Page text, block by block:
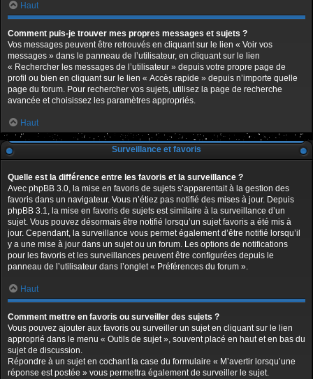
Haut
Comment puis-je trouver mes propres messages et sujets ?
Vos messages peuvent être retrouvés en cliquant sur le lien « Voir vos
messages » dans le panneau de l’utilisateur, en cliquant sur le lien
« Rechercher les messages de l’utilisateur » depuis votre propre page de
profil ou bien en cliquant sur le lien « Accès rapide » depuis n’importe quelle
page du forum. Pour rechercher vos sujets, utilisez la page de recherche
avancée et choisissez les paramètres appropriés.
Haut
Surveillance et favoris
Quelle est la différence entre les favoris et la surveillance ?
Avec phpBB 3.0, la mise en favoris de sujets s’apparentait à la gestion des
favoris dans un navigateur. Vous n’étiez pas notifié des mises à jour. Depuis
phpBB 3.1, la mise en favoris de sujets est similaire à la surveillance d’un
sujet. Vous pouvez désormais être notifié lorsqu’un sujet favoris a été mis à
jour. Cependant, la surveillance vous permet également d’être notifié lorsqu’il
y a une mise à jour dans un sujet ou un forum. Les options de notifications
pour les favoris et les surveillances peuvent être configurées depuis le
panneau de l’utilisateur dans l’onglet « Préférences du forum ».
Haut
Comment mettre en favoris ou surveiller des sujets ?
Vous pouvez ajouter aux favoris ou surveiller un sujet en cliquant sur le lien
approprié dans le menu « Outils de sujet », souvent placé en haut et en bas du
sujet de discussion.
Répondre à un sujet en cochant la case du formulaire « M’avertir lorsqu’une
réponse est postée » vous permettra également de surveiller le sujet.